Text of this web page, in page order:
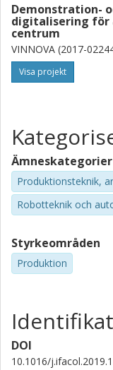
Demonstration-
digitalisering för
centrum
VINNOVA (2017-
Visa projekt
Ämneskategorier
Produktionsteknik,
Robotteknik och
Styrkeområden
Produktion
DOI
10.1016/